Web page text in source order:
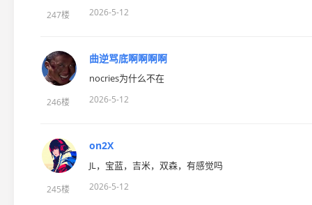
247楼 2026-5-12
246楼
曲逆骂底啊啊啊啊
nocries为什么不在
2026-5-12
245楼
on2X
JL，宝蓝，吉米，双森，有感觉吗
2026-5-12